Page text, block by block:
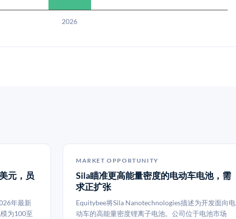
2026
元，员
年最新
为100至
MARKET OPPORTUNITY
Sila瞄准更高能量密度的电动车电池，需
求正扩张
Equitybee将Sila Nanotechnologies描述为开发面向电
动车的高能量密度锂离子电池。公司位于电池市场